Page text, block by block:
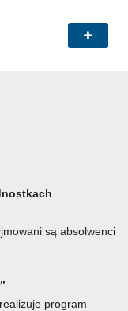
są absolwenci
realizuje program